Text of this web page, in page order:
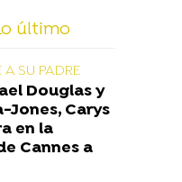
último
SU PADRE
Douglas y
Jones, Carys
en la
Cannes a